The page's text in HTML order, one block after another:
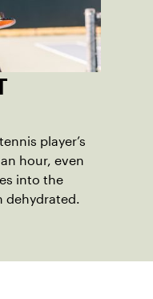
player’s
hour, even
into the
dehydrated.